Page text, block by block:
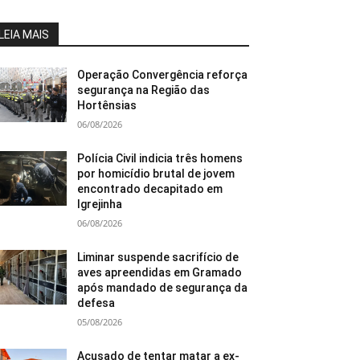
MAIS
Operação Convergência reforça
segurança na Região das
Hortênsias
06/08/2026
Polícia Civil indicia três homens
por homicídio brutal de jovem
encontrado decapitado em
Igrejinha
06/08/2026
Liminar suspende sacrifício de
aves apreendidas em Gramado
após mandado de segurança da
defesa
05/08/2026
Acusado de tentar matar a ex-